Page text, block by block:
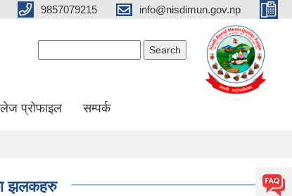
9857079215 info@nisdimun.gov.np
प्रोफाइल सम्पर्क
झलकहरु